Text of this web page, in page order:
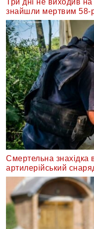
знайшли мертвим 58-
Смертельна знахідка
артилерійський